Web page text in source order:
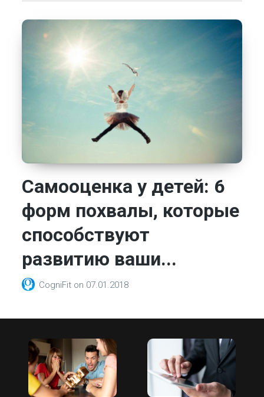
Самооценка у детей: 6
форм похвалы, которые
способствуют
развитию ваши...
CogniFit on 07.01.2018